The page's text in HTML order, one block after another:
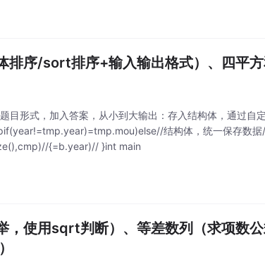
序/sort排序+输入输出格式）、四平
形式，加入答案，从小到大输出：存入结构体，通过自
结构体，统一保存数
{=b.year)// }int main
使用sqrt判断）、等差数列（求项数